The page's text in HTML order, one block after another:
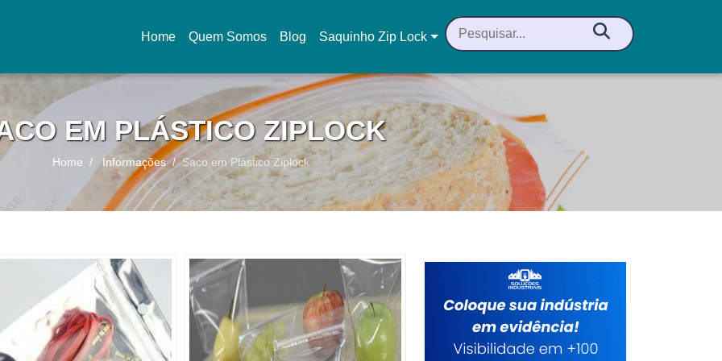
Home
(current)
Quem Somos Blog Saquinho Zip Lock
EM PLÁSTICO ZIPLOCK
Home Informações Saco em Plástico Ziplock